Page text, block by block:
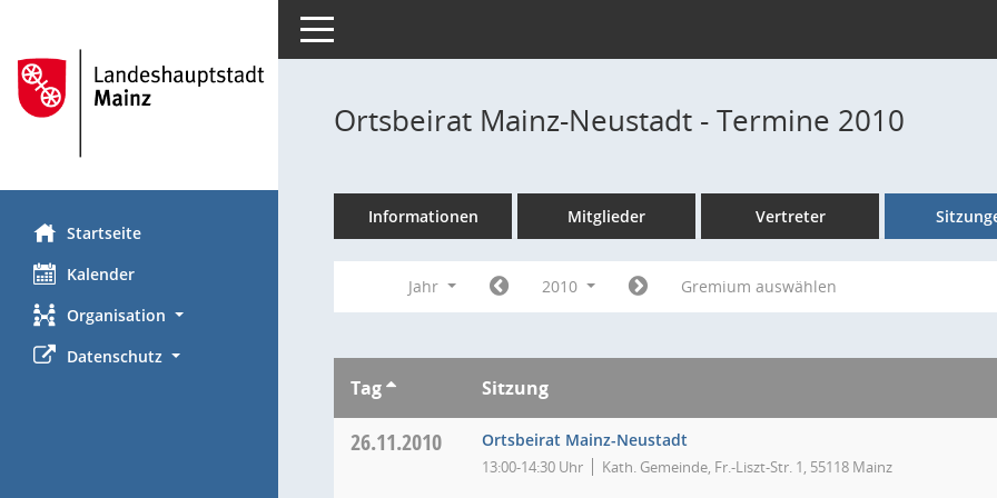
Startseite
Kalender
Organisation
Datenschutz
Toggle navigation
Ortsbeirat Mainz-Neustadt - Termine 2010
Informationen Mitglieder Vertreter
Jahr 2010 Gremium auswählen
Tag Sitzung
26.11.2010 Ortsbeirat Mainz-Neustadt
13:00-14:30 Uhr Kath. Gemeinde, Fr.-Liszt-Str. 1, 55118 Mainz